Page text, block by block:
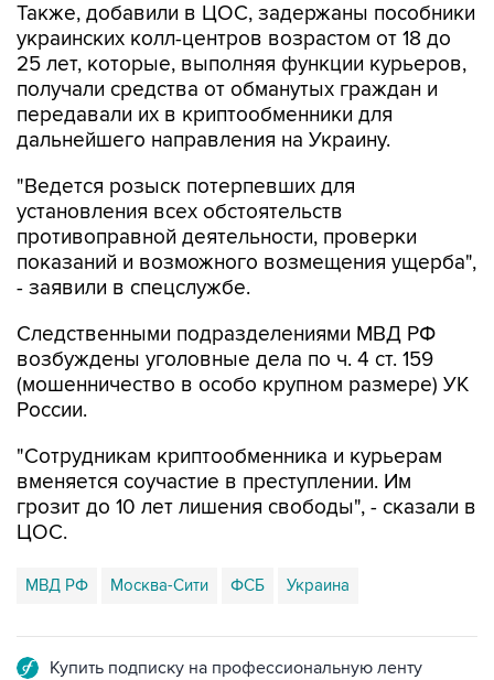
Также, добавили в ЦОС, задержаны пособники
украинских колл-центров возрастом от 18 до
25 лет, которые, выполняя функции курьеров,
получали средства от обманутых граждан и
передавали их в криптообменники для
дальнейшего направления на Украину.
"Ведется розыск потерпевших для
установления всех обстоятельств
противоправной деятельности, проверки
показаний и возможного возмещения ущерба",
- заявили в спецслужбе.
Следственными подразделениями МВД РФ
возбуждены уголовные дела по ч. 4 ст. 159
(мошенничество в особо крупном размере) УК
России.
"Сотрудникам криптообменника и курьерам
вменяется соучастие в преступлении. Им
грозит до 10 лет лишения свободы", - сказали в
ЦОС.
МВД РФ Москва-Сити ФСБ Украина
Купить подписку на профессиональную ленту